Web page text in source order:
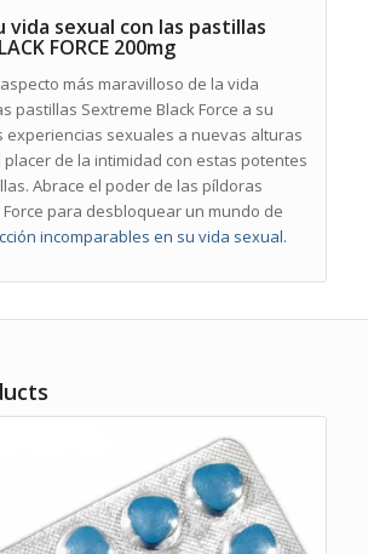
vida sexual con las pastillas
FORCE 200mg
más maravilloso de la vida
pastillas Sextreme Black Force a su
experiencias sexuales a nuevas alturas
de la intimidad con estas potentes
Abrace el poder de las píldoras
Force para desbloquear un mundo de
incomparables en su vida sexual.